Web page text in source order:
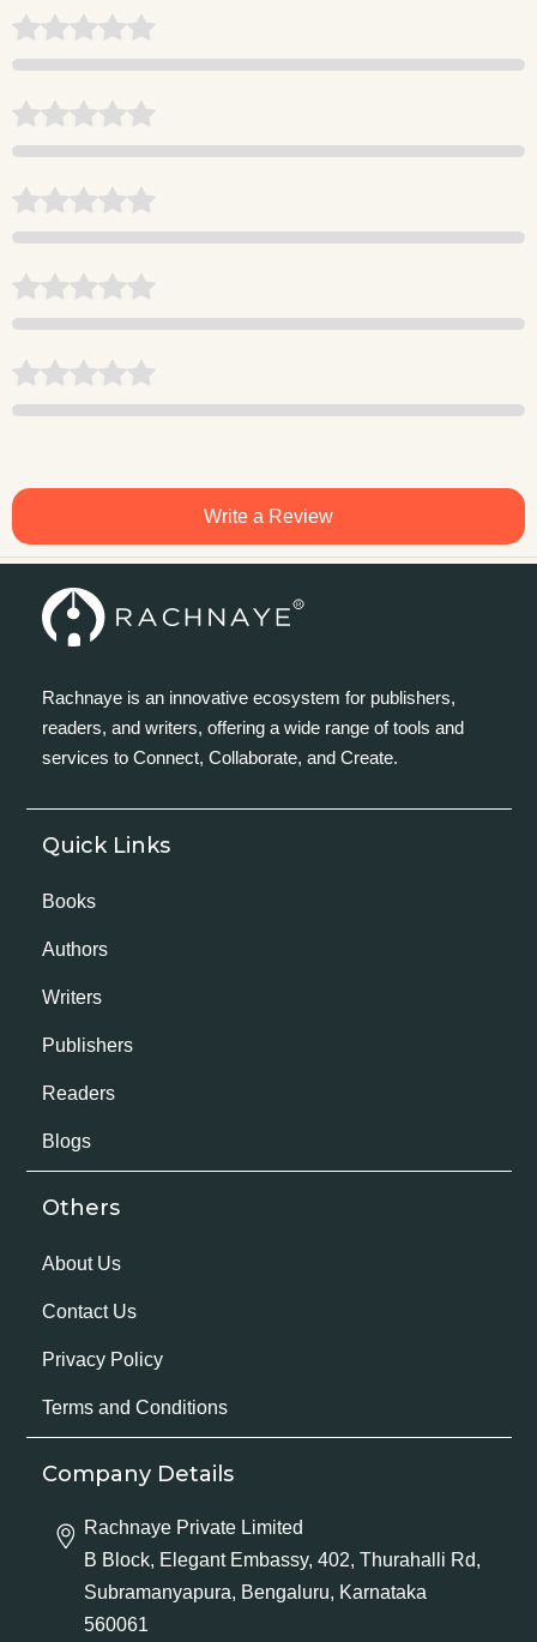
Write a Review
Rachnaye is an innovative ecosystem for publishers,
readers, and writers, offering a wide range of tools and
services to Connect, Collaborate, and Create.
Quick Links
Books
Authors
Writers
Publishers
Readers
Blogs
Others
About Us
Contact Us
Privacy Policy
Terms and Conditions
Company Details
Rachnaye Private Limited
B Block, Elegant Embassy, 402, Thurahalli Rd,
Subramanyapura, Bengaluru, Karnataka
560061